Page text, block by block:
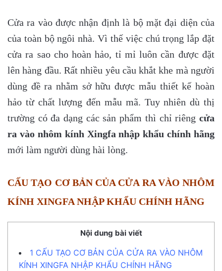
Cửa ra vào được nhận định là bộ mặt đại diện của
của toàn bộ ngôi nhà. Vì thế việc chú trọng lắp đặt
cửa ra sao cho hoàn hảo, tỉ mỉ luôn cần được đặt
lên hàng đầu. Rất nhiều yêu cầu khắt khe mà người
dùng đề ra nhằm sở hữu được mẫu thiết kế hoàn
hảo từ chất lượng đến mẫu mã. Tuy nhiên dù thị
trường có đa dạng các sản phẩm thì chỉ riêng cửa
ra vào nhôm kính Xingfa nhập khẩu chính hãng
mới làm người dùng hài lòng.
CẤU TẠO CƠ BẢN CỦA CỬA RA VÀO NHÔM
KÍNH XINGFA NHẬP KHẨU CHÍNH HÃNG
Nội dung bài viết
1 CẤU TẠO CƠ BẢN CỦA CỬA RA VÀO NHÔM
KÍNH XINGFA NHẬP KHẨU CHÍNH HÃNG